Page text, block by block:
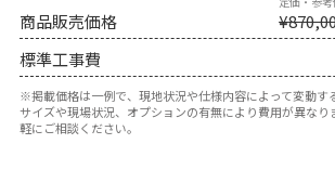
商品販売価格
標準工事費
※掲載価格は一例で、現地状況や仕様内容によって変動す
サイズや現場状況、オプションの有無により費用が異なり
軽にご相談ください。